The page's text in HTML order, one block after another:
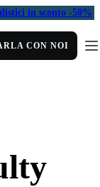
in sconto -50%
CON NOI